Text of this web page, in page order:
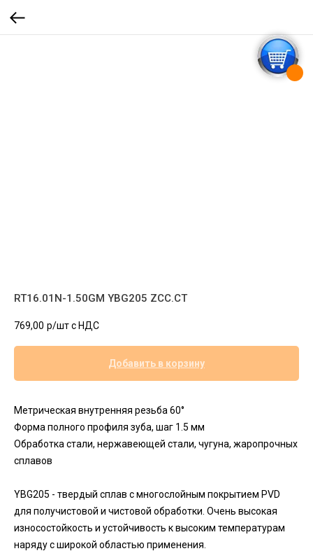
RT16.01N-1.50GM YBG205 ZCC.CT
769,00 р/шт c НДС
Добавить в корзину
Метрическая внутренняя резьба 60°
Форма полного профиля зуба, шаг 1.5 мм
Обработка стали, нержавеющей стали, чугуна, жаропрочных
сплавов
YBG205 - твердый сплав с многослойным покрытием PVD
для получистовой и чистовой обработки. Очень высокая
износостойкость и устойчивость к высоким температурам
наряду с широкой областью применения.